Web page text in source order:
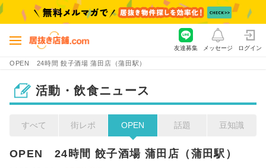
OPEN 24時間 餃子酒場 蒲田店（蒲田駅）
友達募集 メッセージ ログイン
活動・飲食ニュース
すべて 街レポ OPEN 話題 豆知識
OPEN　24時間 餃子酒場 蒲田店（蒲田駅）